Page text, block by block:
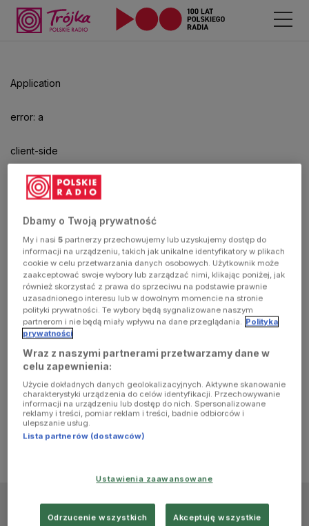
Application
error: a
client-side
exception
has
occurred
(see the
browser
console for
more
information)
aby
odtwarzać.
Dbamy o Twoją prywatność
My i nasi5 partnerzy przechowujemy lub uzyskujemy dostęp do
informacji na urządzeniu, takich jak unikalne identyfikatory w plikach
cookie w celu przetwarzania danych osobowych. Użytkownik może
zaakceptować swoje wybory lub zarządzać nimi, klikając poniżej, jak
również skorzystać z prawa do sprzeciwu na podstawie prawnie
uzasadnionego interesu lub w dowolnym momencie na stronie
polityki prywatności. Te wybory będą sygnalizowane naszym
partnerom i nie będą miały wpływu na dane przeglądania. Polityka
prywatności
Wraz z naszymi partnerami przetwarzamy dane w
celu zapewnienia:
Użycie dokładnych danych geolokalizacyjnych. Aktywne skanowanie
charakterystyki urządzenia do celów identyfikacji. Przechowywanie
informacji na urządzeniu lub dostęp do nich. Spersonalizowane
reklamy i treści, pomiar reklam i treści, badnie odbiorców i
ulepszanie usług.
Lista partnerów (dostawców)
Ustawienia zaawansowane
Odrzucenie wszystkich Akceptuję wszystkie